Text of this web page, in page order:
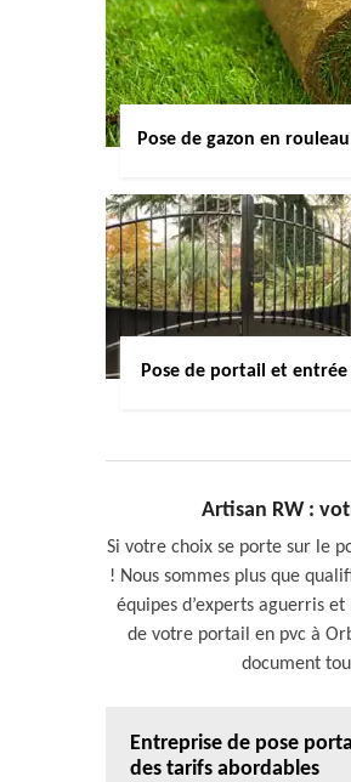
Pose de gazon en
Pose de portail et entrée
Artisan RW :
Si votre choix se porte sur le
! Nous sommes plus que
équipes d’experts aguerris
de votre portail en pvc à
document
Entreprise de pose
des tarifs abordables